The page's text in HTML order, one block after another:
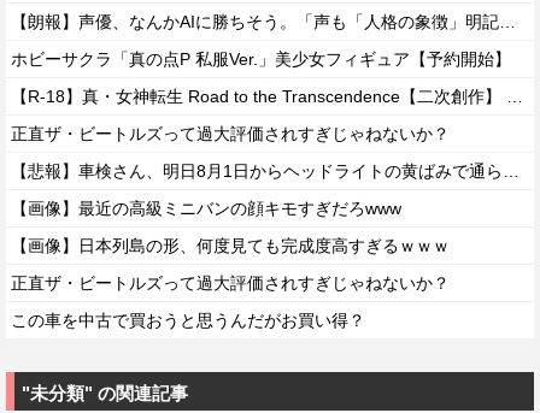
ホビーサクラ「真の点P 私服Ver.」美少女フィギュア【予約開始】
正直ザ・ビートルズって過大評価されすぎじゃねないか？
【画像】最近の高級ミニバンの顔キモすぎだろwww
【画像】日本列島の形、何度見ても完成度高すぎるｗｗｗ
正直ザ・ビートルズって過大評価されすぎじゃねないか？
この車を中古で買おうと思うんだがお買い得？
"未分類" の関連記事